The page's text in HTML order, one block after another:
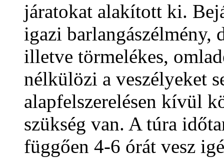
járatokat alakított ki.
igazi barlangászélmény,
illetve törmelékes,
nélkülözi a veszélyeket
alapfelszerelésen kívül
szükség van. A túra
függően 4-6 órát vesz